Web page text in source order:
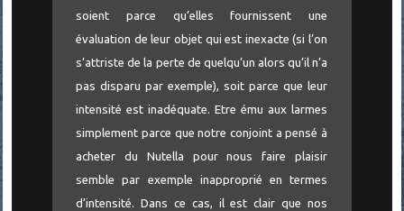
soient parce qu’elles fournissent une
évaluation de leur objet qui est inexacte (si l’on
s’attriste de la perte de quelqu’un alors qu’il n’a
pas disparu par exemple), soit parce que leur
intensité est inadéquate. Etre ému aux larmes
simplement parce que notre conjoint a pensé à
acheter du Nutella pour nous faire plaisir
semble par exemple inapproprié en termes
d’intensité. Dans ce cas, il est clair que nos